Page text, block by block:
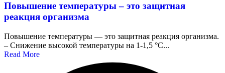
Повышение температуры – это защитная
реакция организма
Повышение температуры — это защитная реакция организма.
– Снижение высокой температуры на 1-1,5 °С...
Read More